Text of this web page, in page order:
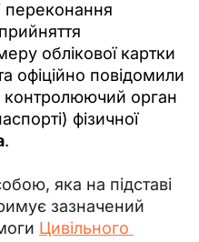
переконання
облікової картки
офіційно повідомили
контролюючий орган
фізичної
.
яка на підставі
зазначений
Цивільного